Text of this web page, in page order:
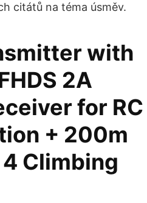
citátů na téma úsměv.
with
2A
for RC
+ 200m
Climbing